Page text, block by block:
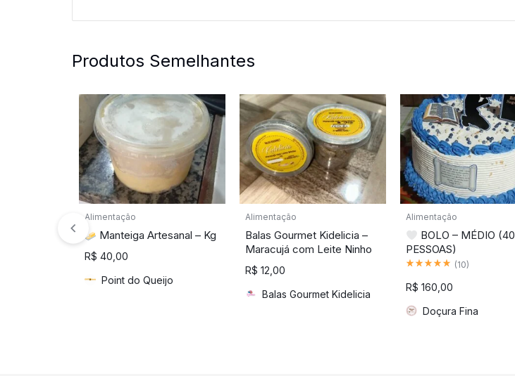
Produtos Semelhantes
Alimentação
Manteiga Artesanal – Kg
R$ 40,00
Point do Queijo
Alimentação
Balas Gourmet Kidelicia –
Maracujá com Leite Ninho
R$ 12,00
Balas Gourmet Kidelicia
Alimentação
BOLO – MÉDIO (40
PESSOAS)
Classificado como
(10)
R$ 160,00
Doçura Fina